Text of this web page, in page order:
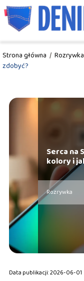
Strona główna / Rozrywka
zdobyć?
Serca na
kolory i
Rozrywka
Data publikacji: 2026-06-01